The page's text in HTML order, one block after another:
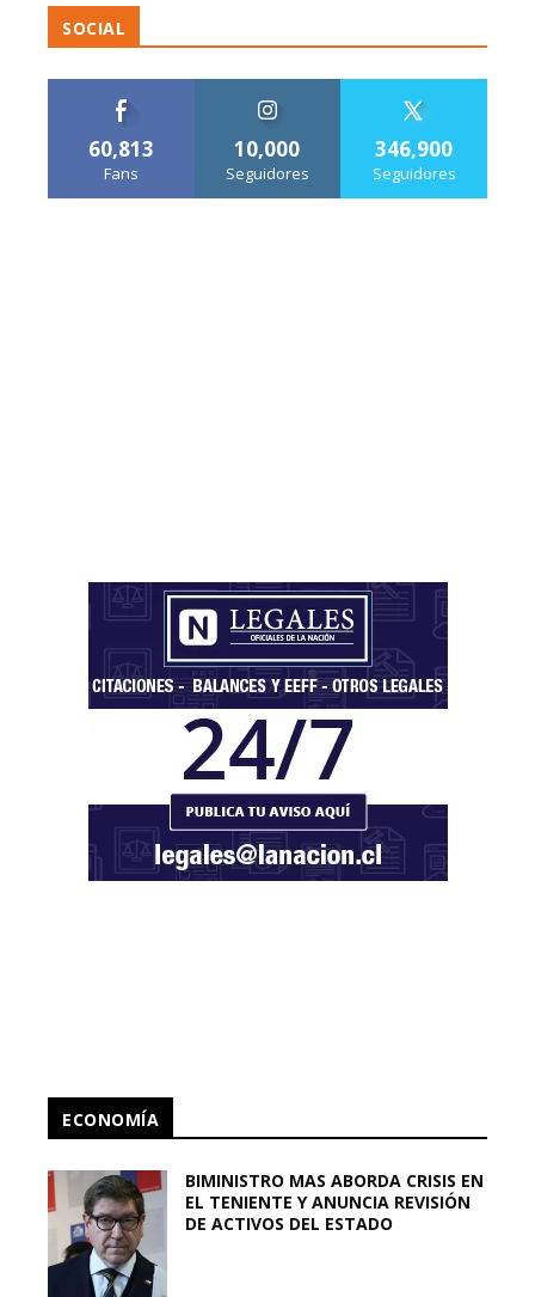
SOCIAL
60,813
Fans
10,000
Seguidores
346,900
Seguidores
ECONOMÍA
BIMINISTRO MAS ABORDA CRISIS EN
EL TENIENTE Y ANUNCIA REVISIÓN
DE ACTIVOS DEL ESTADO